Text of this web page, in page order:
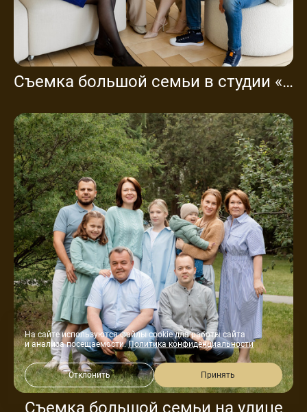
Съемка большой семьи в студии «Когда вместе»
Съемка большой семьи на улице
На сайте используются файлы cookie для работы сайта
и анализа посещаемости.Политика конфиденциальности
Отклонить Принять